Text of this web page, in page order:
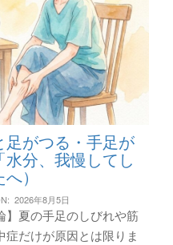
足がつる・手足が
分、我慢してし
）
2026年8月5日
】夏の手足のしびれや筋
症だけが原因とは限りま